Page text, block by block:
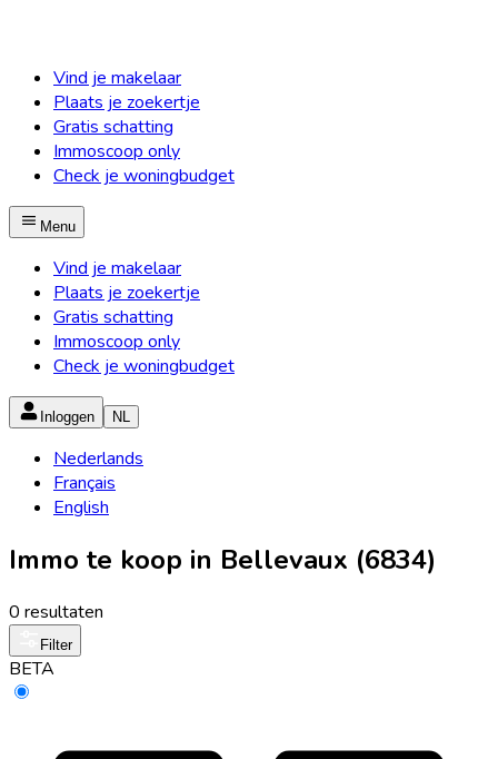
Vind je makelaar
Plaats je zoekertje
Gratis schatting
Immoscoop only
Check je woningbudget
Menu
Vind je makelaar
Plaats je zoekertje
Gratis schatting
Immoscoop only
Check je woningbudget
Inloggen NL
Nederlands
Français
English
Immo te koop in Bellevaux (6834)
0 resultaten
Filter
BETA